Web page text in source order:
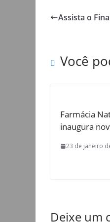
Assista o
Você
Farmácia
inaugura
23 de janeiro
Deixe um